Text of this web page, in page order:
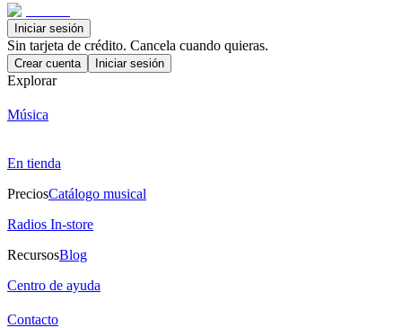
Iniciar sesión
Sin tarjeta de crédito. Cancela cuando quieras.
Crear cuenta Iniciar sesión
Explorar
Música
En tienda
PreciosCatálogo musical
Radios In-store
RecursosBlog
Centro de ayuda
Contacto